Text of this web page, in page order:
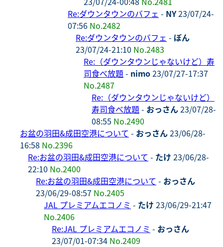
Re:ダウンタウンのバフェ - NY23/07/24-
07:56 No.2482
Re:ダウンタウンのバフェ - ぼん
23/07/24-21:10 No.2483
Re:（ダウンタウンじゃないけど）寿
司食べ放題- nimo23/07/27-17:37
No.2487
Re:（ダウンタウンじゃないけど）
寿司食べ放題- おっさん23/07/28-
08:55 No.2490
お盆の羽田&成田空港について - おっさん23/06/28-
16:58 No.2396
Re:お盆の羽田&成田空港について - たけ 23/06/28-
22:10 No.2400
Re:お盆の羽田&成田空港について - おっさん
23/06/29-08:57 No.2405
JAL プレミアムエコノミ - たけ 23/06/29-21:47
No.2406
Re:JAL プレミアムエコノミ - おっさん
23/07/01-07:34 No.2409